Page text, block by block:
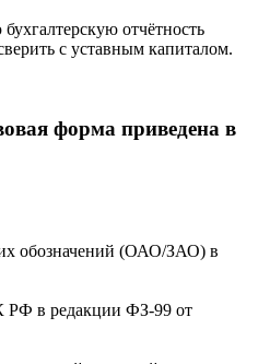
отчётность
с уставным капиталом.
форма приведена в
обозначений (ОАО/ЗАО) в
РФ в редакции ФЗ-99 от